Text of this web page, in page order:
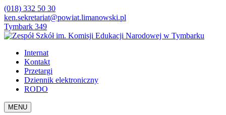
(018) 332 50 30
ken.sekretariat@powiat.limanowski.pl
Tymbark 349
Internat
Kontakt
Przetargi
Dziennik elektroniczny
RODO
MENU